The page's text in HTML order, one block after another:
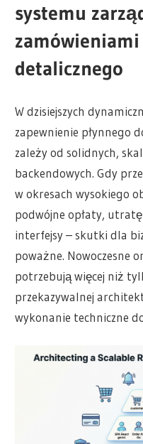
systemu
detalicznego
W dzisiejszych
zapewnienie płynnego
zależy od solidnych,
backendowych. Gdy
w okresach wysokiego
podwójne opłaty,
interfejsy – skutki dla
poważne. Nowoczesne
potrzebują więcej niż
przekazywalnej
wykonanie techniczne